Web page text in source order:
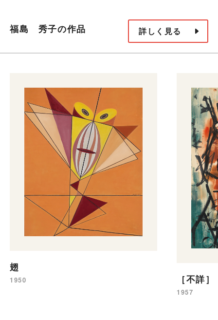
福島 秀子の作品 詳しく見る
翅
1950 ［不詳］
1957